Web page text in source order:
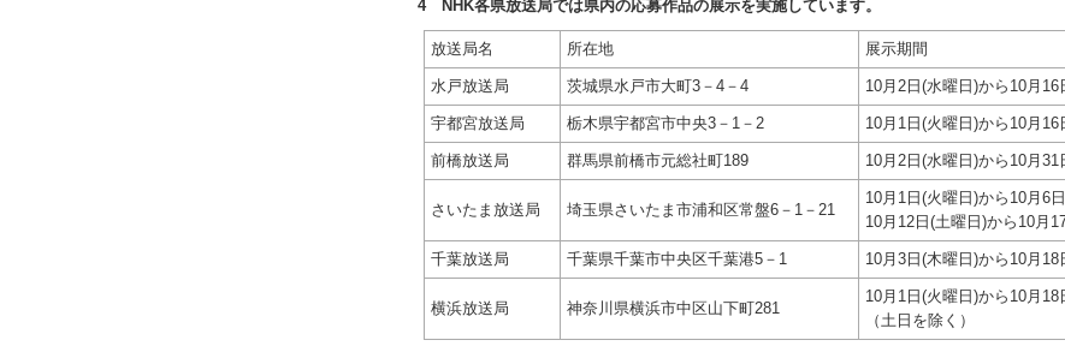
4 NHK各県放送局では県内の応募作品の展示を実施しています。
放送局名 所在地 展示期間
水戸放送局 茨城県水戸市大町3－4－4 10月2日(水曜日)から10月16
宇都宮放送局 栃木県宇都宮市中央3－1－2 10月1日(火曜日)から10月16
前橋放送局 群馬県前橋市元総社町189 10月2日(水曜日)から10月31
さいたま放送局 埼玉県さいたま市浦和区常盤6－1－21
10月1日(火曜日)から10月6
10月12日(土曜日)から10月
千葉放送局 千葉県千葉市中央区千葉港5－1 10月3日(木曜日)から10月18
横浜放送局 神奈川県横浜市中区山下町281
10月1日(火曜日)から10月18
（土日を除く）